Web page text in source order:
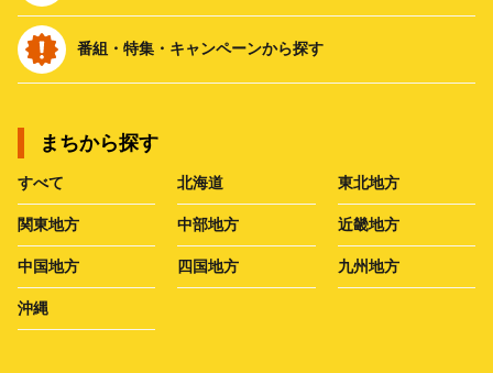
番組・特集・キャンペーンから探す
まちから探す
すべて 北海道 東北地方
関東地方 中部地方 近畿地方
中国地方 四国地方 九州地方
沖縄